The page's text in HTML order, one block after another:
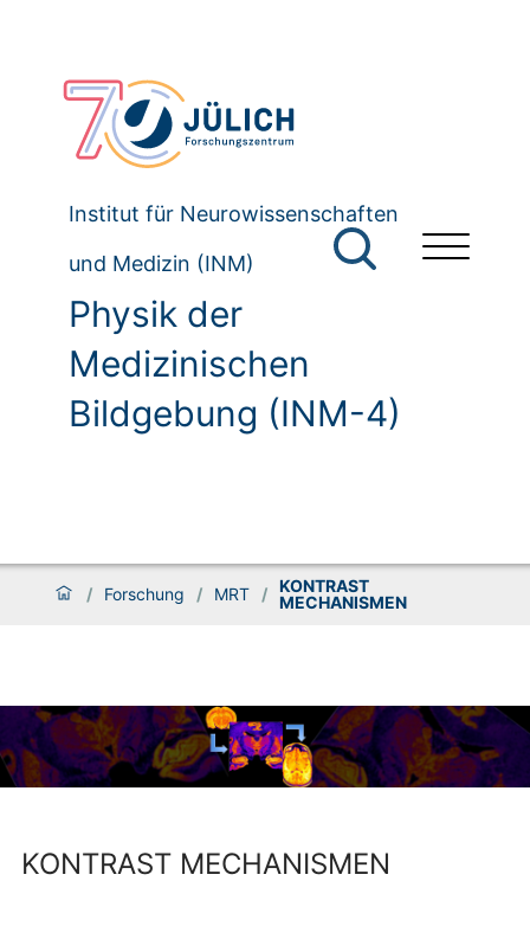
Institut für Neurowissenschaften
und Medizin (INM)
Physik der
Medizinischen
Bildgebung (INM-4)
/ Forschung / MRT / KONTRAST
MECHANISMEN
KONTRAST MECHANISMEN